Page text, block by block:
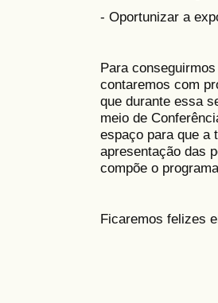
- Oportunizar a
Para
contaremos com
que durante essa
meio de
espaço para que a
apresentação das
compõe o
Ficaremos felizes